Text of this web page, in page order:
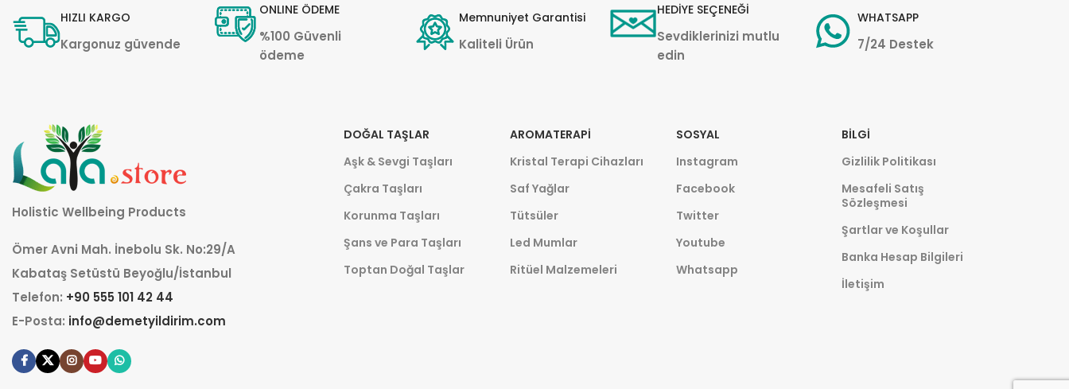
HIZLI KARGO
Kargonuz güvende
ONLINE ÖDEME
%100 Güvenli
ödeme
Memnuniyet Garantisi
Kaliteli Ürün
HEDİYE SEÇENEĞİ
Sevdiklerinizi mutlu
edin
WHATSAPP
7/24 Destek
Holistic Wellbeing Products
Ömer Avni Mah. İnebolu Sk. No:29/A
Kabataş Setüstü Beyoğlu/İstanbul
Telefon: +90 555 101 42 44
E-Posta: info@demetyildirim.com
DOĞAL TAŞLAR
Aşk & Sevgi Taşları
Çakra Taşları
Korunma Taşları
Şans ve Para Taşları
Toptan Doğal Taşlar
AROMATERAPI
Kristal Terapi Cihazları
Saf Yağlar
Tütsüler
Led Mumlar
Ritüel Malzemeleri
SOSYAL
Instagram
Facebook
Twitter
Youtube
Whatsapp
BILGI
Gizlilik Politikası
Mesafeli Satış
Sözleşmesi
Şartlar ve Koşullar
Banka Hesap Bilgileri
İletişim